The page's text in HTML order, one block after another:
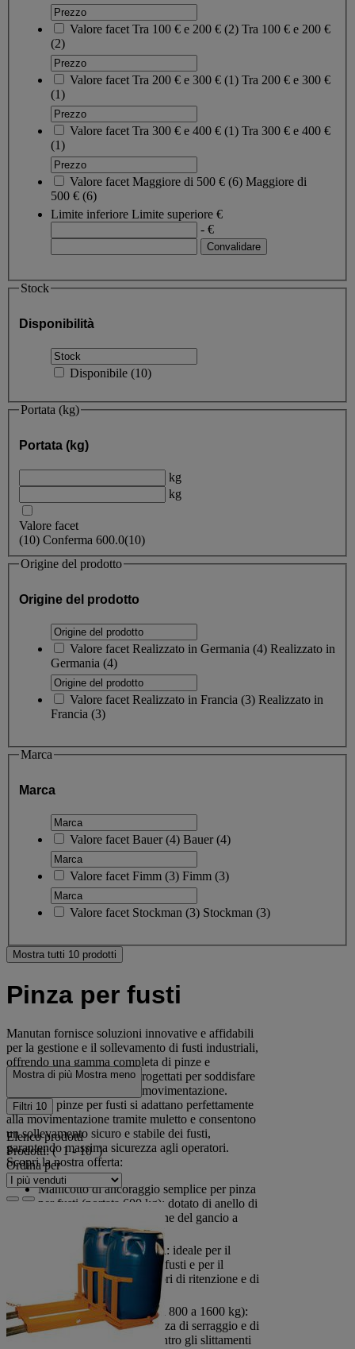
Valore facet Tra 100 € e 200 € (2) Tra 100 € e 200 €
(2)
Valore facet Tra 200 € e 300 € (1) Tra 200 € e 300 €
(1)
Valore facet Tra 300 € e 400 € (1) Tra 300 € e 400 €
(1)
Valore facet Maggiore di 500 € (6) Maggiore di
500 € (6)
Limite inferiore Limite superiore €
- €
Stock
Disponibilità
Disponibile (10)
Portata (kg)
Portata (kg)
kg
kg
Valore facet
(10) Conferma 600.0(10)
Origine del prodotto
Origine del prodotto
Valore facet Realizzato in Germania (4) Realizzato in
Germania (4)
Valore facet Realizzato in Francia (3) Realizzato in
Francia (3)
Marca
Marca
Valore facet Bauer(4) Bauer(4)
Valore facet Fimm (3) Fimm (3)
Valore facet Stockman (3) Stockman (3)
Mostra tutti 10 prodotti
Pinza per fusti
Manutan fornisce soluzioni innovative e affidabili
per la gestione e il sollevamento di fusti industriali,
offrendo una gamma completa di pinze e
sollevatori appositamente progettati per soddisfare
le esigenze di stoccaggio e movimentazione.
Le nostre pinze per fusti si adattano perfettamente
alla movimentazione tramite muletto e consentono
un sollevamento sicuro e stabile dei fusti,
garantendo massima sicurezza agli operatori.
Scopri la nostra offerta:
Manicotto di ancoraggio semplice per pinza
per fusti (portata 600 kg): dotato di anello di
presa per la facile rotazione del gancio a
Sollevatore per fusti FHR: ideale per il
sollevamento verticale di fusti e per il
sollevamento di contenitori di ritenzione e di
Pinza per fusti (portata da 800 a 1600 kg):
dotata di un'elevata potenza di serraggio e di
un'estrema protezione contro gli slittamenti
Mostra di più Mostra meno
Filtri 10
Elenco prodotti
Prodotti:( 1 - 10 )
Ordina per